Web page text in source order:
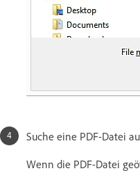
Suche eine PDF-Datei
Wenn die PDF-Datei